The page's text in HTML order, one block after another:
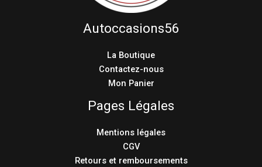
Autoccasions56
La Boutique
Contactez-nous
Mon Panier
Pages Légales
Mentions légales
CGV
Retours et remboursements